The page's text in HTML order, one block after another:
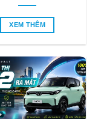
XEM THÊM